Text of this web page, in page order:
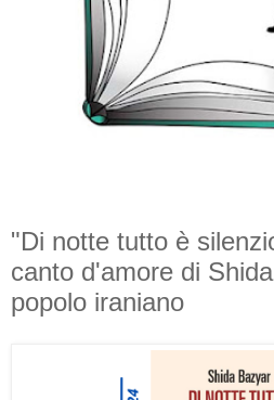
"Di notte tutto è
canto d'amore di
popolo iraniano